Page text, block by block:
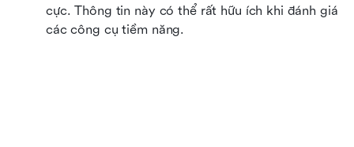
cực. Thông tin này có thể rất hữu ích khi đánh giá
các công cụ tiềm năng.